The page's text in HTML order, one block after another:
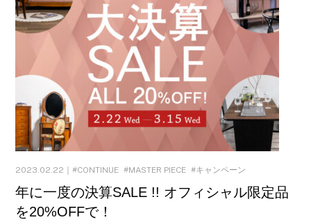
2023.02.22｜ CONTINUE MASTER PIECE キャンペーン
年に一度の決算SALE !! オフィシャル限定品
を20%OFFで！